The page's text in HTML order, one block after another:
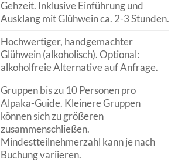
Gehzeit. Inklusive Einführung und
Ausklang mit Glühwein ca. 2-3 Stunden.
Hochwertiger, handgemachter
Glühwein (alkoholisch). Optional:
alkoholfreie Alternative auf Anfrage.
Gruppen bis zu 10 Personen pro
Alpaka-Guide. Kleinere Gruppen
können sich zu größeren
zusammenschließen.
Mindestteilnehmerzahl kann je nach
Buchung variieren.